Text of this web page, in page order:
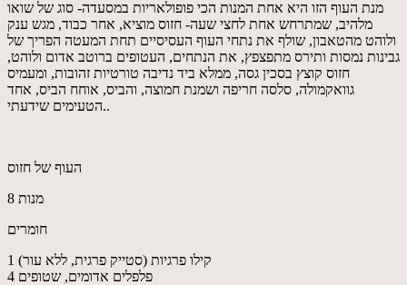
מנת העוף הזו היא אחת המנות הכי פופולאריות במסעדה- סוג של שואו
מלהיב, שמתרחש אחת לחצי שעה- חזוס מוציא, אחר כבוד, מגש ענק
ולוהט מהטאבון, שולף את נתחי העוף העסיסיים תחת המעטה הפריך של
גבינות נמסות ותירס מתפצפץ, את הנתחים, העטופים ברוטב אדום ולוהט,
חזוס קוצץ בסכין גסה, ממלא ביד נדיבה טורטיות זהובות, ומעמיס
גוואקמולה, סלסה חריפה ושמנת חמוצה, והביס, אוחח הביס, אחד
הטעימים שידעתי..
העוף של חזוס
8 מנות
חומרים
1 קילו פרגיות (סטייק פרגית, ללא עור)
4 פלפלים אדומים, שטופים